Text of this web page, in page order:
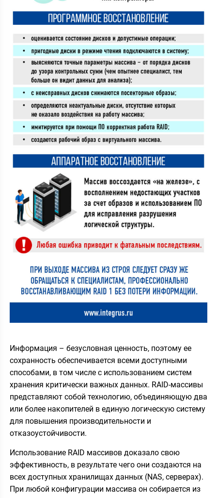
Информация – безусловная ценность, поэтому ее
сохранность обеспечивается всеми доступными
способами, в том числе с использованием систем
хранения критически важных данных. RAID-массивы
представляют собой технологию, объединяющую два
или более накопителей в единую логическую систему
для повышения производительности и
отказоустойчивости.
Использование RAID массивов доказало свою
эффективность, в результате чего они создаются на
всех доступных хранилищах данных (NAS, серверах).
При любой конфигурации массива он собирается из